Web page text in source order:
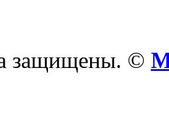
защищены. ©